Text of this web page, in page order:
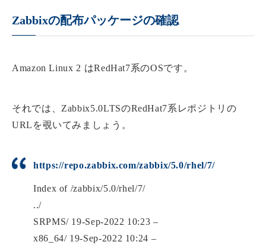
Zabbixの配布パッケージの確認
Amazon Linux 2 はRedHat7系のOSです。
それでは、Zabbix5.0LTSのRedHat7系レポジトリの
URLを覗いてみましょう。
https://repo.zabbix.com/zabbix/5.0/rhel/7/
Index of /zabbix/5.0/rhel/7/
../
SRPMS/ 19-Sep-2022 10:23 –
x86_64/ 19-Sep-2022 10:24 –